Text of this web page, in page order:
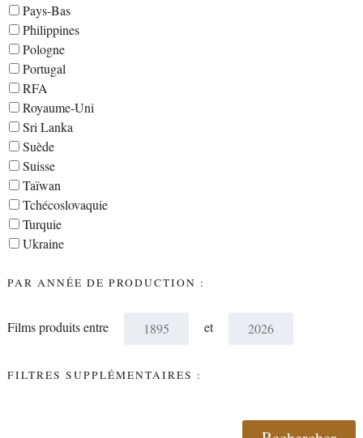
Pays-Bas
Philippines
Pologne
Portugal
RFA
Royaume-Uni
Sri Lanka
Suède
Suisse
Taïwan
Tchécoslovaquie
Turquie
Ukraine
PAR ANNÉE DE PRODUCTION :
Films produits entre et
FILTRES SUPPLÉMENTAIRES :